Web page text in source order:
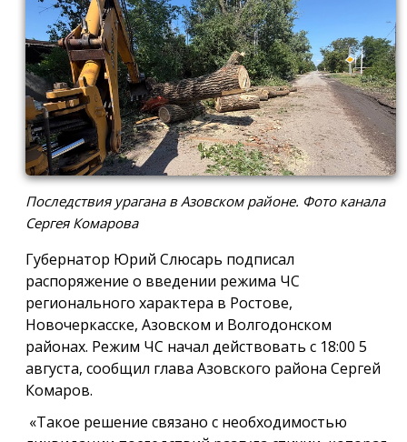
Последствия урагана в Азовском районе. Фото канала
Сергея Комарова
Губернатор Юрий Слюсарь подписал
распоряжение о введении режима ЧС
регионального характера в Ростове,
Новочеркасске, Азовском и Волгодонском
районах. Режим ЧС начал действовать с 18:00 5
августа, сообщил глава Азовского района Сергей
Комаров.
«Такое решение связано с необходимостью